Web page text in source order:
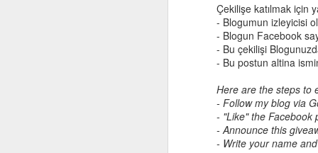
Çekilişe katılmak için
- Blogumun izleyicisi
- Blogun Facebook
- Bu çekilişi
- Bu postun altina
Here are the steps to
- Follow my blog via
- "Like" the Facebook
- Announce this
- Write your name
up is definitely foundation yet it is
a very grey area for many. Usually
the consumers are influenced by
packaging or the advice of the
sales person. Always remember
better than yourself. That's why
you should make your own
research and choose the best
foundation type for your skin.
Sales people are the best when it